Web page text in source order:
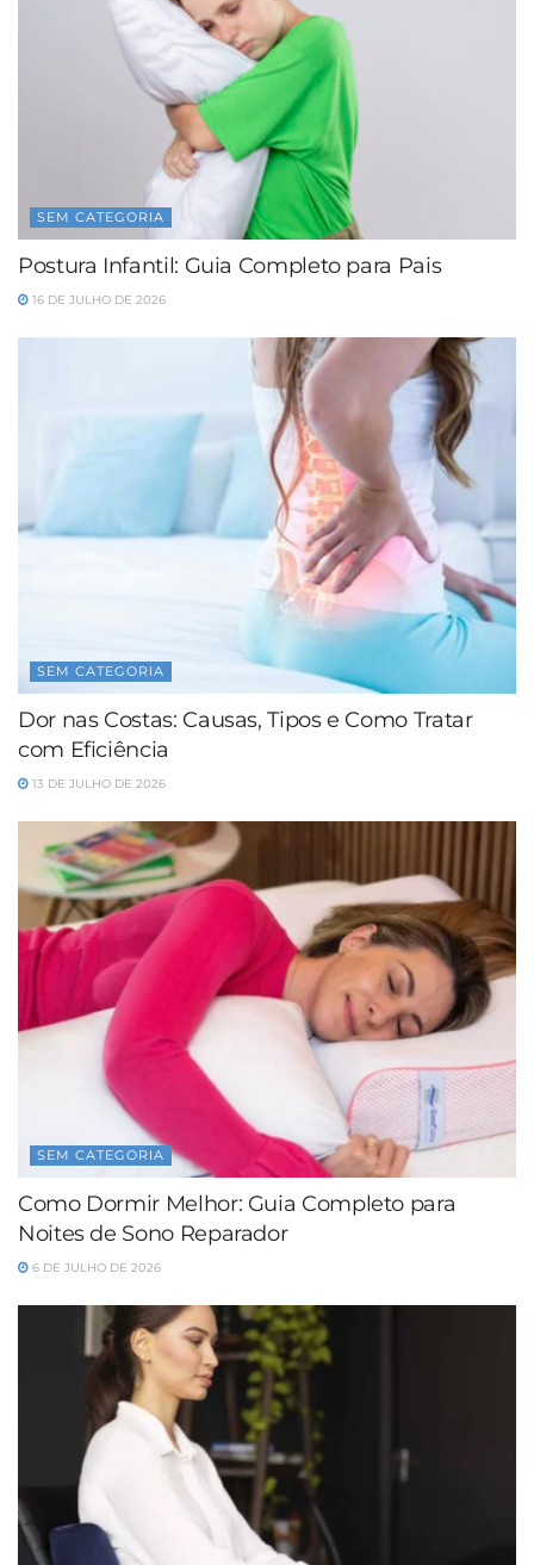
SEM CATEGORIA
Postura Infantil: Guia Completo para Pais
16 DE JULHO DE 2026
SEM CATEGORIA
Dor nas Costas: Causas, Tipos e Como Tratar
com Eficiência
13 DE JULHO DE 2026
SEM CATEGORIA
Como Dormir Melhor: Guia Completo para
Noites de Sono Reparador
6 DE JULHO DE 2026